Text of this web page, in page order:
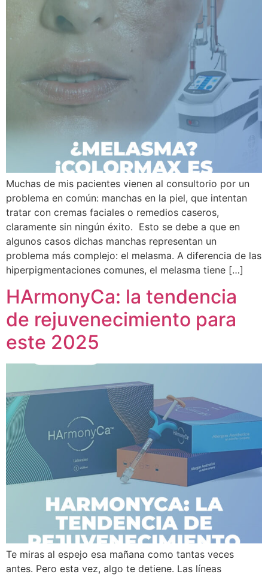
Muchas de mis pacientes vienen al consultorio por un
problema en común: manchas en la piel, que intentan
tratar con cremas faciales o remedios caseros,
claramente sin ningún éxito. Esto se debe a que en
algunos casos dichas manchas representan un
problema más complejo: el melasma. A diferencia de las
hiperpigmentaciones comunes, el melasma tiene […]
HArmonyCa: la tendencia
de rejuvenecimiento para
este 2025
Te miras al espejo esa mañana como tantas veces
antes. Pero esta vez, algo te detiene. Las líneas